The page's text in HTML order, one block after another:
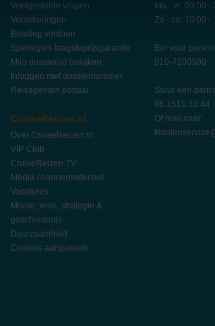
Veelgestelde vragen
Verzekeringen
Betaling voldoen
Spelregels laagsteprijsgarantie
Mijn dossier(s) bekijken
Inloggen met dossiernummer
Reisagenten portaal
CruiseReizen.nl
Over CruiseReizen.nl
VIP Club
CruiseReizen TV
Media / bannermateriaal
Vacatures
Missie, visie, strategie &
geschiedenis
Duurzaamheid
Cookies aanpassen
Ma - vr: 09:00 -
Za - zo: 10:00 -
Bel voor
010-7200500
Stuur een
06 1515 33 44
Of mail naar: